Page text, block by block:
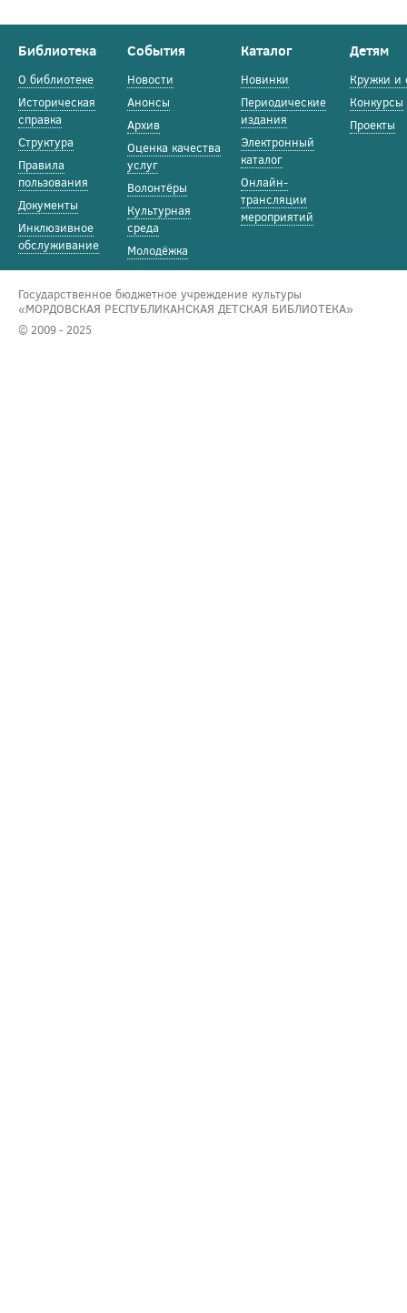
Библиотека
О библиотеке
Историческая
справка
Структура
Правила
пользования
Документы
Инклюзивное
обслуживание
События
Новости
Анонсы
Архив
Оценка качества
услуг
Волонтёры
Культурная
среда
Молодёжка
Каталог
Новинки
Периодические
издания
Электронный
каталог
Онлайн-
трансляции
мероприятий
Детям
Кружки и
Конкурсы
Проекты
Государственное бюджетное учреждение культуры
«МОРДОВСКАЯ РЕСПУБЛИКАНСКАЯ ДЕТСКАЯ БИБЛИОТЕКА»
© 2009 - 2025